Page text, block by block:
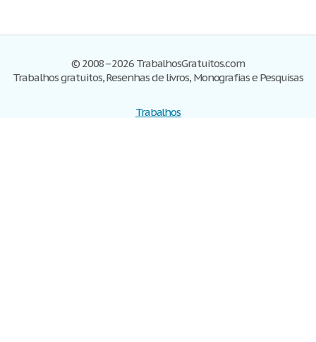
© 2008–2026 TrabalhosGratuitos.com
Trabalhos gratuitos, Resenhas de livros, Monografias e Pesquisas
Trabalhos